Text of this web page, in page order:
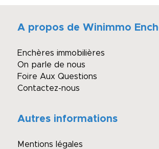
A propos de Winimmo
Enchères immobilières
On parle de nous
Foire Aux Questions
Contactez-nous
Autres informations
Mentions légales